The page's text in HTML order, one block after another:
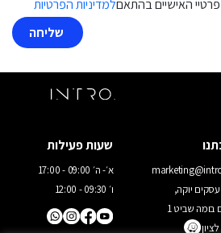
האישיים בהתאםלמדיניות הפרטיות
שעות פעילות
א׳- ה׳ 09:00 - 17:00
ו׳ 09:30 - 12:00
יוקה,
בומה שביט 1